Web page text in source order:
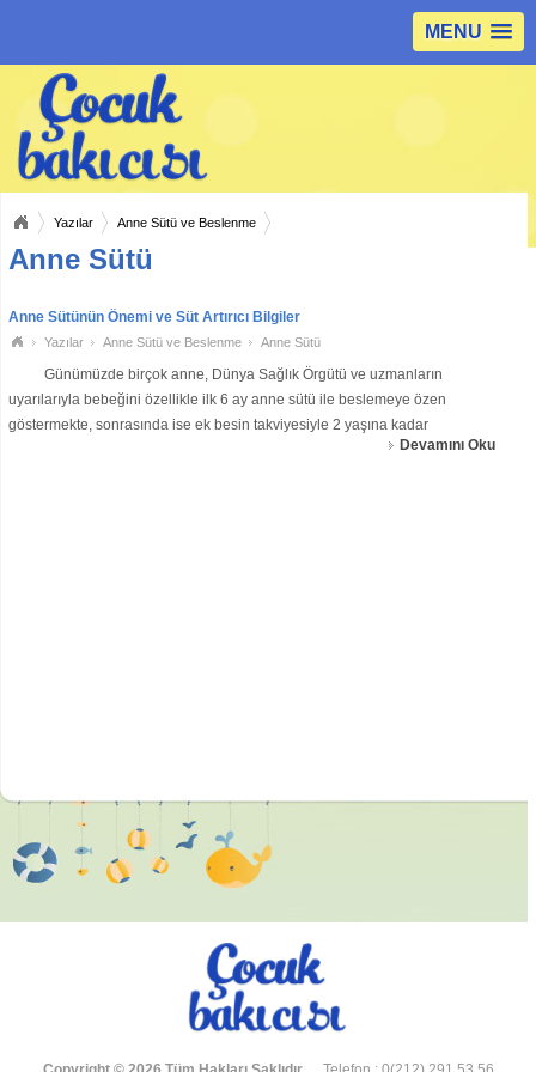
MENU
Yazılar Anne Sütü ve Beslenme
Anne Sütü
Anne Sütünün Önemi ve Süt Artırıcı Bilgiler
Yazılar Anne Sütü ve Beslenme Anne Sütü
Günümüzde birçok anne, Dünya Sağlık Örgütü ve uzmanların
uyarılarıyla bebeğini özellikle ilk 6 ay anne sütü ile beslemeye özen
göstermekte, sonrasında ise ek besin takviyesiyle 2 yaşına kadar
Devamını Oku